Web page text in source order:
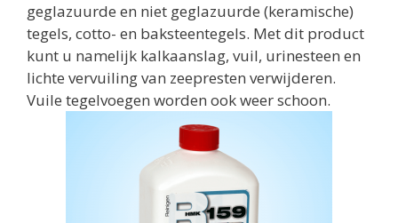
geglazuurde en niet geglazuurde (keramische)
tegels, cotto- en baksteentegels. Met dit product
kunt u namelijk kalkaanslag, vuil, urinesteen en
lichte vervuiling van zeepresten verwijderen.
Vuile tegelvoegen worden ook weer schoon.